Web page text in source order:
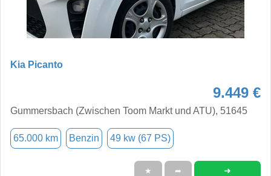
Kia Picanto
9.449 €
Gummersbach (Zwischen Toom Markt und ATU), 51645
65.000 km Benzin 49 kw (67 PS)
★ ➦ ➜